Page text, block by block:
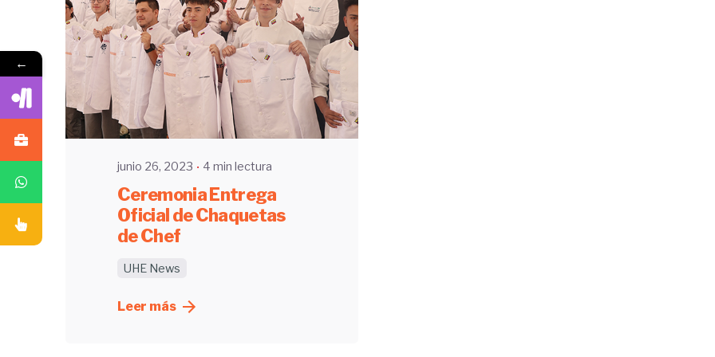
Enviado por
UHE
junio 26, 2023 4 min lectura
Ceremonia Entrega
Oficial de Chaquetas
de Chef
UHE News
Leer más
←